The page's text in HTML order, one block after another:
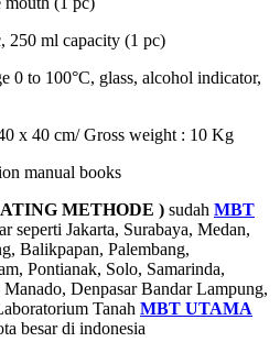
250 ml capacity (1 pc)
0 to 100°C, glass, alcohol indicator,
x 40 cm/ Gross weight : 10 Kg
manual books
METHODE ) sudah MBT
seperti Jakarta, Surabaya, Medan,
Balikpapan, Palembang,
Pontianak, Solo, Samarinda,
Denpasar Bandar Lampung,
Tanah MBT UTAMA
besar di indonesia